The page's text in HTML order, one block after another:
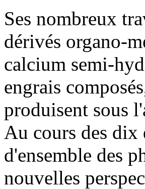
Ses nombreux
dérivés organo-
calcium semi-
engrais
produisent sous
Au cours des dix
d'ensemble des
nouvelles